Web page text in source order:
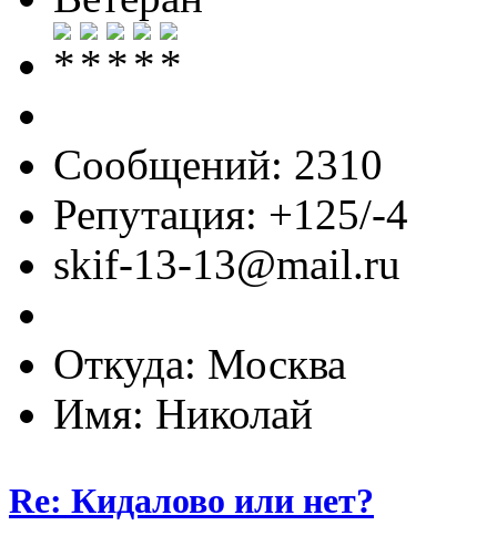
Сообщений: 2310
Репутация: +125/-4
skif-13-13@mail.ru
Откуда: Москва
Имя: Николай
Re: Кидалово или нет?